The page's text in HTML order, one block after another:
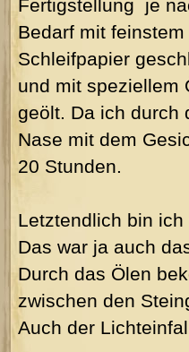
Fertigstellung
je
Bedarf mit feinstem
Schleifpapier
und mit speziellem
geölt. Da ich durch
Nase mit dem
20 Stunden.
Letztendlich bin
Das war ja auch
Durch das Ölen
zwischen den
Auch der